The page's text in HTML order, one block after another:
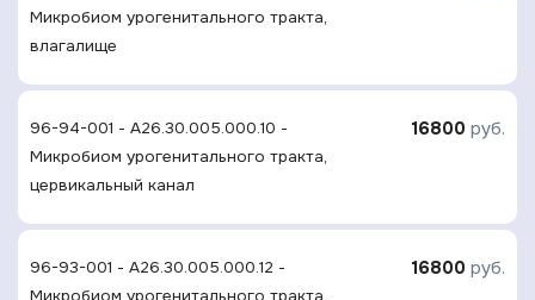
Микробиом урогенитального тракта,
влагалище
96-94-001 - A26.30.005.000.10 -
Микробиом урогенитального тракта,
цервикальный канал
16800 руб.
96-93-001 - A26.30.005.000.12 -
Микробиом урогенитального тракта,
16800 руб.